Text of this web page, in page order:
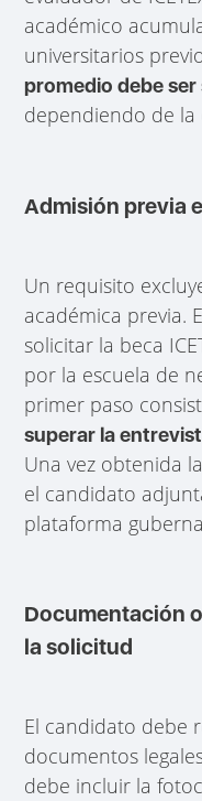
académico
universitarios
promedio debe
dependiendo de la
Admisión previa
Un requisito
académica previa.
solicitar la beca
por la escuela de
primer paso
superar la
Una vez obtenida
el candidato
plataforma
Documentación
la solicitud
El candidato debe
documentos
debe incluir la